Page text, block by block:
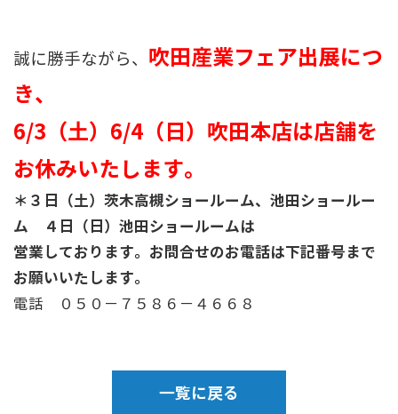
誠に勝手ながら、 吹田産業フェア出展につ
き、
6/3（土）6/4（日）吹田本店は店舗を
お休みいたします。
＊３日（土）茨木高槻ショールーム、池田ショールー
ム ４日（日）池田ショールームは
営業しております。お問合せのお電話は下記番号まで
お願いいたします。
電話 ０５０－７５８６－４６６８
一覧に戻る